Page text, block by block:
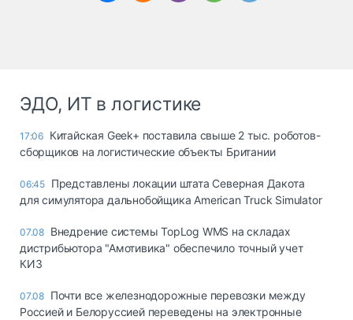
ЭДО, ИТ в логистике
17:06 Китайская Geek+ поставила свыше 2 тыс. роботов-
сборщиков на логистические объекты Британии
06:45 Представлены локации штата Северная Дакота
для симулятора дальнобойщика American Truck Simulator
07.08 Внедрение системы TopLog WMS на складах
дистрибьютора "Амотивика" обеспечило точный учет
КИЗ
07.08 Почти все железнодорожные перевозки между
Россией и Белоруссией переведены на электронные